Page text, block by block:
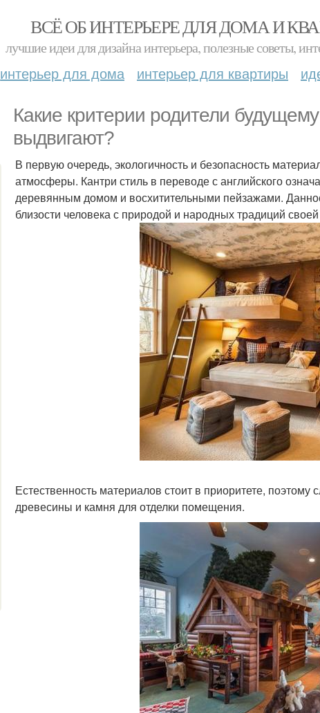
ВСЁ ОБ ИНТЕРЬЕРЕ ДЛЯ ДОМА И
лучшие идеи для дизайна интерьера, полезные советы,
интерьер для дома интерьер для квартиры
Какие критерии родители
выдвигают?
В первую очередь, экологичность и безопасность
атмосферы. Кантри стиль в переводе с английского
деревянным домом и восхитительными пейзажами.
близости человека с природой и народных традиций
Естественность материалов стоит в приоритете, поэтому
древесины и камня для отделки помещения.